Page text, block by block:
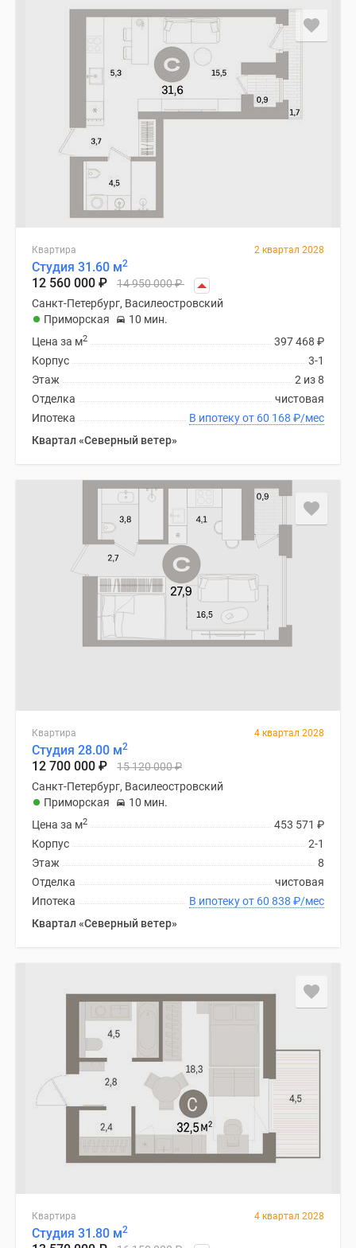
Квартира 2 квартал 2028
Студия 31.60 м2
12 560 000 ₽ 14 950 000₽
Санкт-Петербург, Василеостровский
Приморская
10 мин.
397 468 ₽
Цена за м2
3-1
Корпус
2 из 8
Этаж
чистовая
Отделка
В ипотеку от 60 168 ₽/мес
Ипотека
Квартал «Северный ветер»
Квартира 4 квартал 2028
Студия 28.00 м2
12 700 000 ₽ 15 120 000₽
Санкт-Петербург, Василеостровский
Приморская
10 мин.
453 571 ₽
Цена за м2
2-1
Корпус
8
Этаж
чистовая
Отделка
В ипотеку от 60 838 ₽/мес
Ипотека
Квартал «Северный ветер»
Квартира 4 квартал 2028
Студия 31.80 м2